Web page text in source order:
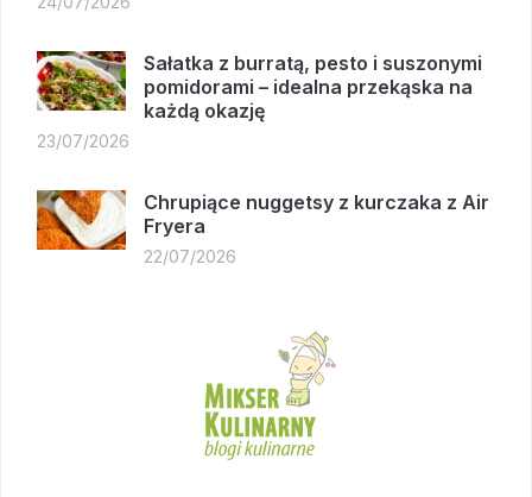
Sałatka z burratą, pesto i suszonymi
pomidorami – idealna przekąska na
każdą okazję
23/07/2026
Chrupiące nuggetsy z kurczaka z Air
Fryera
22/07/2026